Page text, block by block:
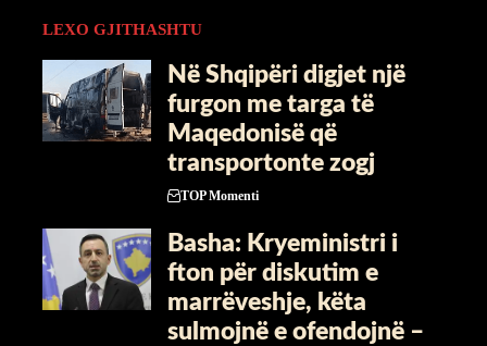
LEXO GJITHASHTU
Në Shqipëri digjet një
furgon me targa të
Maqedonisë që
transportonte zogj
TOP Momenti
Basha: Kryeministri i
fton për diskutim e
marrëveshje, këta
sulmojnë e ofendojnë –